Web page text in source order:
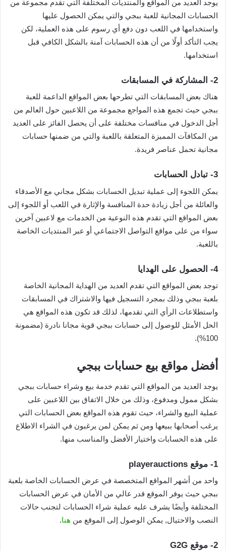
يوجد العديد من المواقع والمنتديات المختلفة التي تقدم مجموعة من
الحسابات المجانية للعبة ببجي والتي يمكن الحصول عليها
واستخدامها في اللعب دون دفع أي رسوم على هذه العملية، لكن
يجب التأكد أولًا من أن هذه الحسابات آمنة بالشكل الكافي قبل
استخدامها.
2- المشاركة في المسابقات
هناك بعض المسابقات التي تطرحها بعض المواقع الداعمة للعبة
ببجي حيث تجمع هذه المواجع مجموعة من اللاعبين حول العالم من
أجل الدخول في منافسات مختلفة على أن يحصل الفائز على العديد
من المكافآت المميزة المتعلقة باللعبة والتي من ضمنها حسابات
مجانية تحمل عناصر فريدة.
3- تبادل الحسابات
يمكن اللجوء إلى عملية تبديل الحسابات بشكل مجاني مع الأصدقاء
والعائلة من أجل زيادة حدة المنافسة والإثارة في اللعب أو اللجوء إلى
بعض المواقع التي تقدم هذه النوعية من الخدمات مع لاعبين آخرين
سواء من على مواقع التواصل الاجتماعي أو عبر المنتديات الخاصة
باللعبة.
4- الحصول على الهدايا
توجد بعض المواقع التي تقدم العديد من الهداية المجانية الخاصة
بلعبة ببجي وذلك بمجرد التسجيل فيها والاشتراك في المسابقات
واستطلاعات الرأي التي تقدمها، لذلك قد تكون هذه المواقع هي
الحل الأمثل للوصول إلى حسابات ببجي قوية مجانا نادرة (مضمونة
100%).
أفضل مواقع بيع حسابات ببجي
يوجد العديد من المواقع التي تقدم خدمة بيع وشراء حسابات ببجي
بشكل ممول ومدفوع، وذلك من خلال الاتفاق بين اللاعبين على
عملية البيع والشراء، حيث تقوم هذه المواقع بعض الحسابات التي
يرغب أصحابها ببيعها ومن ثم يمكن لمن يرغبون في الشراء الاطلاع
على هذه الحسابات واختيار الأفضل والمناسب منها.
1- موقع playerauctions
واحد من أشهر المواقع المتخصصة في عرض الحسابات الخاصة بلعبة
ببجي حيث يوفر الموقع قدر عالي من الأمان في عرض الحسابات
المختلفة وأيضًا يشرف عليه عملية شراء الحسابات لتجنب حالات
النصب والاحتيال, يمكن الوصول إلى الموقع من هنا.
2- موقع G2G